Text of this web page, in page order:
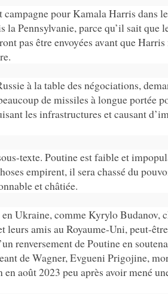
pour Kamala Harris dans
la Pennsylvanie, parce qu’il sait que
pas être envoyées avant que
à la table des négociations,
de missiles à longue portée
les infrastructures et causant
texte. Poutine est faible et
empirent, il sera chassé du
et châtiée.
en Ukraine, comme Kyrylo Budanov,
amis au Royaume-Uni, peut-
renversement de Poutine en
de Wagner, Evgueni Prigojine,
en août 2023 peu après avoir mené